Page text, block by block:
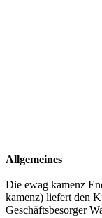
Allgemeines
Die ewag kamenz
kamenz) liefert den
Geschäftsbesorger